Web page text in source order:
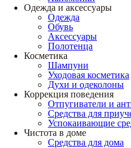
Одежда и аксессуары
Одежда
Обувь
Аксессуары
Полотенца
Косметика
Шампуни
Уходовая косметика
Духи и одеколоны
Коррекция поведения
Отпугиватели и
Средства для
Успокаивающие
Чистота в доме
Средства для дома